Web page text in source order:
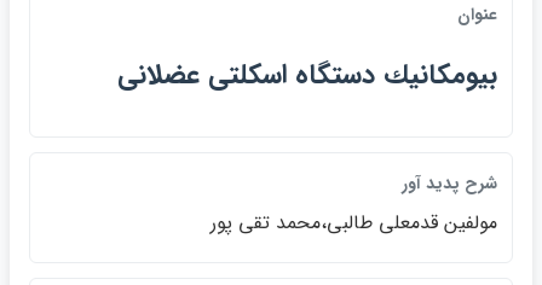
عنوان
بيومكانيك دستگاه اسكلتي عضلاني
شرح پديد آور
مولفين قدمعلي طالبي،محمد تقي پور